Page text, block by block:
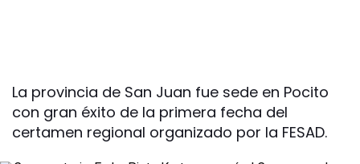
La provincia de San Juan fue sede en Pocito
con gran éxito de la primera fecha del
certamen regional organizado por la FESAD.